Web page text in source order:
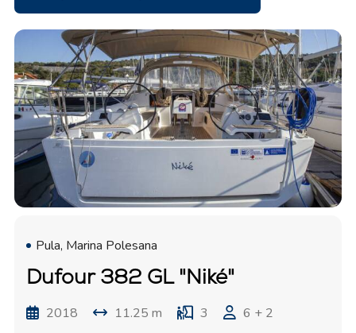
Pula, Marina Polesana
Dufour 382 GL "Niké"
2018 11.25 m 3
6 + 2